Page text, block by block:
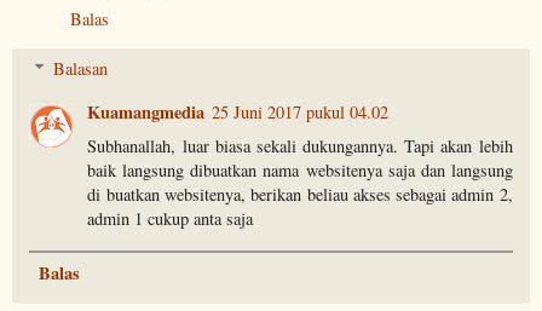
Balas
Balasan
Kuamangmedia 25 Juni 2017 pukul 04.02
Subhanallah, luar biasa sekali dukungannya. Tapi akan lebih
baik langsung dibuatkan nama websitenya saja dan langsung
di buatkan websitenya, berikan beliau akses sebagai admin 2,
admin 1 cukup anta saja
Balas